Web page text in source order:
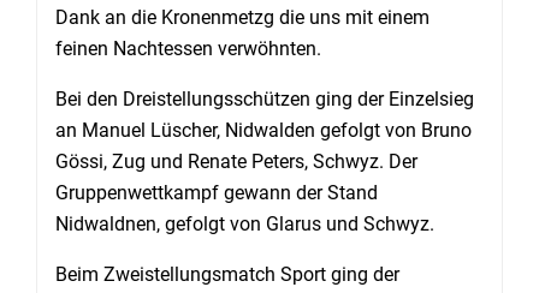
Dank an die Kronenmetzg die uns mit einem
feinen Nachtessen verwöhnten.
Bei den Dreistellungsschützen ging der Einzelsieg
an Manuel Lüscher, Nidwalden gefolgt von Bruno
Gössi, Zug und Renate Peters, Schwyz. Der
Gruppenwettkampf gewann der Stand
Nidwaldnen, gefolgt von Glarus und Schwyz.
Beim Zweistellungsmatch Sport ging der